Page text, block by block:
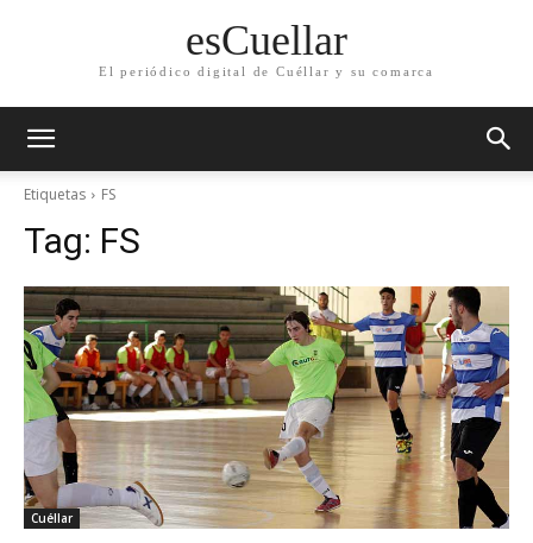
esCuellar
El periódico digital de Cuéllar y su comarca
Etiquetas FS
Tag: FS
Cuéllar